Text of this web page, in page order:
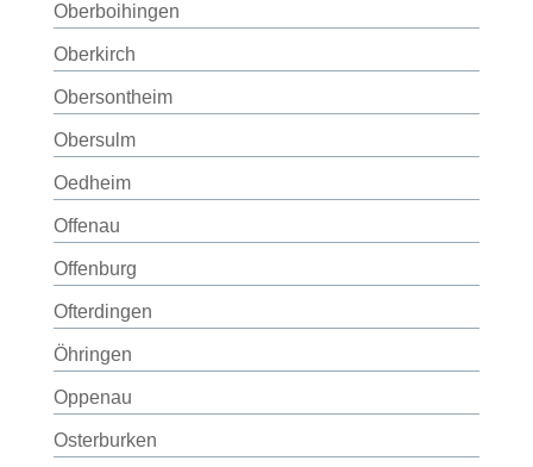
Oberboihingen
Oberkirch
Obersontheim
Obersulm
Oedheim
Offenau
Offenburg
Ofterdingen
Öhringen
Oppenau
Osterburken